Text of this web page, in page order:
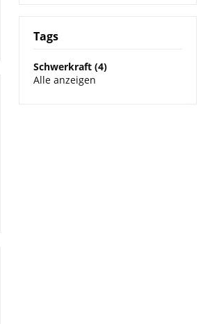
Tags
Schwerkraft (4)
Alle anzeigen